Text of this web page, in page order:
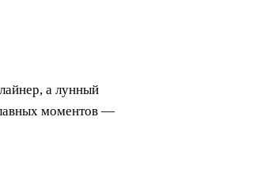
а лунный
моментов —